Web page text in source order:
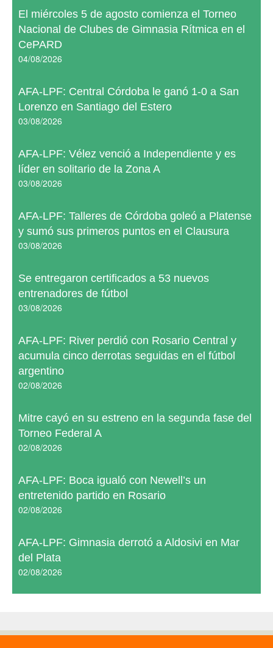
El miércoles 5 de agosto comienza el Torneo
Nacional de Clubes de Gimnasia Rítmica en el
CePARD
04/08/2026
AFA-LPF: Central Córdoba le ganó 1-0 a San
Lorenzo en Santiago del Estero
03/08/2026
AFA-LPF: Vélez venció a Independiente y es
líder en solitario de la Zona A
03/08/2026
AFA-LPF: Talleres de Córdoba goleó a Platense
y sumó sus primeros puntos en el Clausura
03/08/2026
Se entregaron certificados a 53 nuevos
entrenadores de fútbol
03/08/2026
AFA-LPF: River perdió con Rosario Central y
acumula cinco derrotas seguidas en el fútbol
argentino
02/08/2026
Mitre cayó en su estreno en la segunda fase del
Torneo Federal A
02/08/2026
AFA-LPF: Boca igualó con Newell’s un
entretenido partido en Rosario
02/08/2026
AFA-LPF: Gimnasia derrotó a Aldosivi en Mar
del Plata
02/08/2026